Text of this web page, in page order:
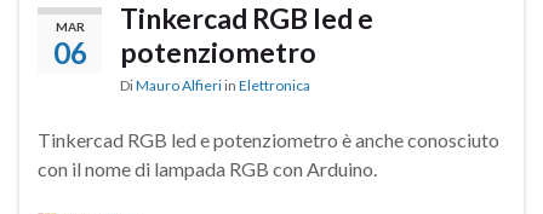
MAR
06
Tinkercad RGB led e
potenziometro
DiMauro Alfieri in Elettronica
Tinkercad RGB led e potenziometro è anche conosciuto
con il nome di lampada RGB con Arduino.